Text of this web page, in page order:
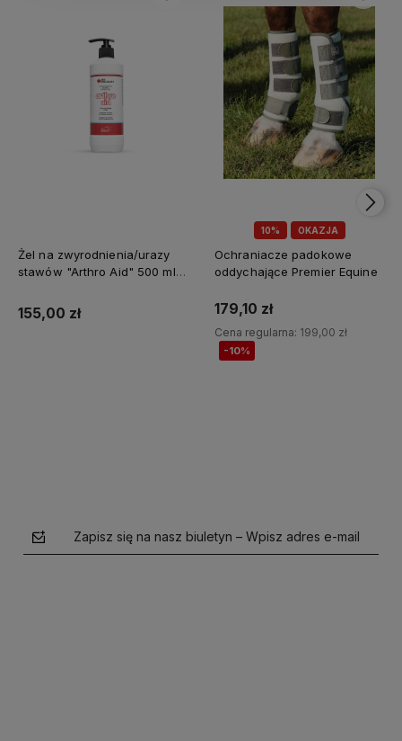
Żel na zwyrodnienia/urazy
stawów "Arthro Aid" 500 ml
155,00 zł
10% OKAZJA
Ochraniacze padokowe
oddychające Premier Equine
179,10 zł
Cena regularna: 199,00 zł
-10%
Zapisz się na nasz biuletyn – Wpisz adres e-mail